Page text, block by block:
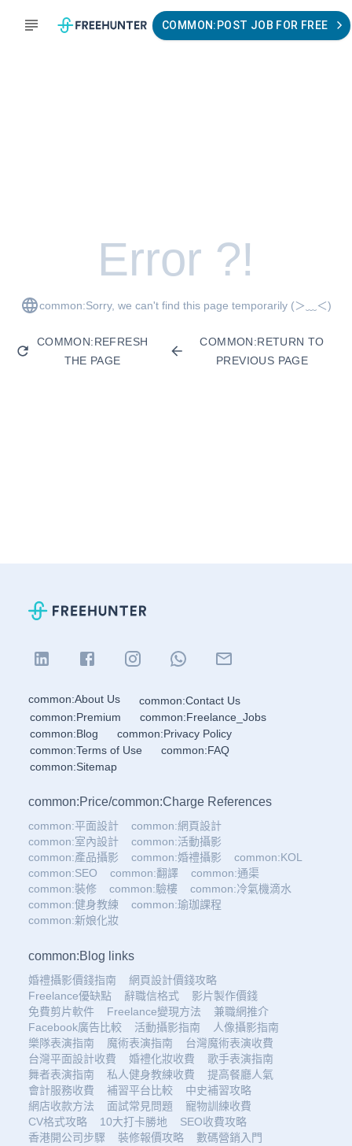
COMMON:POST JOB FOR FREE
Error ?!
common:Sorry, we can't find this page temporarily (＞﹏＜)
COMMON:REFRESH
THE PAGE
COMMON:RETURN TO
PREVIOUS PAGE
common:About Us
common:Contact Us
common:Premium
common:Freelance_Jobs
common:Blog
common:Privacy Policy
common:Terms of Use
common:FAQ
common:Sitemap
common:Price/common:Charge References
common:平面設計
common:網頁設計
common:室內設計
common:活動攝影
common:產品攝影
common:婚禮攝影
common:KOL
common:SEO
common:翻譯
common:通渠
common:裝修
common:驗樓
common:冷氣機滴水
common:健身教練
common:瑜珈課程
common:新娘化妝
common:Blog links
婚禮攝影價錢指南
網頁設計價錢攻略
Freelance優缺點
辭職信格式
影片製作價錢
免費剪片軟件
Freelance變現方法
兼職網推介
Facebook廣告比較
活動攝影指南
人像攝影指南
樂隊表演指南
魔術表演指南
台灣魔術表演收費
台灣平面設計收費
婚禮化妝收費
歌手表演指南
舞者表演指南
私人健身教練收費
提高餐廳人氣
會計服務收費
補習平台比較
中史補習攻略
網店收款方法
面試常見問題
寵物訓練收費
CV格式攻略
10大打卡勝地
SEO收費攻略
香港開公司步驟
裝修報價攻略
數碼營銷入門